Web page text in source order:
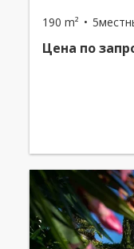
190 m²
Цена по